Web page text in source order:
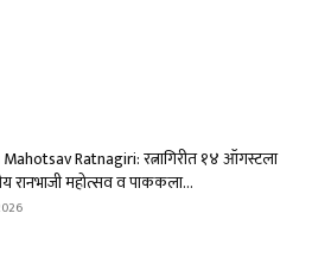
Ratnagiri: रत्नागिरीत १४ ऑगस्टला
रानभाजी महोत्सव व पाककला...